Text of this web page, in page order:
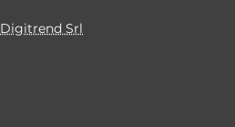
Digitrend Srl